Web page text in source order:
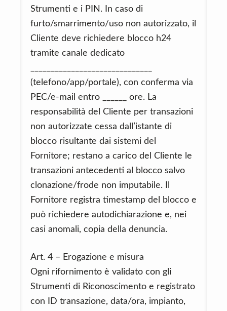
Strumenti e i PIN. In caso di
furto/smarrimento/uso non autorizzato, il
Cliente deve richiedere blocco h24
tramite canale dedicato
(telefono/app/portale), con conferma via
PEC/e-mail entro ______ ore. La
responsabilità del Cliente per transazioni
non autorizzate cessa dall’istante di
blocco risultante dai sistemi del
Fornitore; restano a carico del Cliente le
transazioni antecedenti al blocco salvo
clonazione/frode non imputabile. Il
Fornitore registra timestamp del blocco e
può richiedere autodichiarazione e, nei
casi anomali, copia della denuncia.
Art. 4 – Erogazione e misura
Ogni rifornimento è validato con gli
Strumenti di Riconoscimento e registrato
con ID transazione, data/ora, impianto,